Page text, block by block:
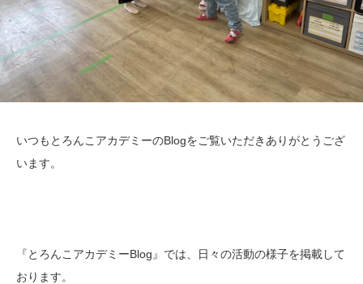
いつもとろんこアカデミーのBlogをご覧いただきありがとうござ
います。
『とろんこアカデミーBlog』では、日々の活動の様子を掲載して
おります。